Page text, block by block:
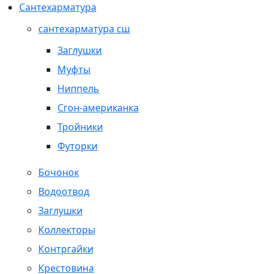
Сантехарматура
сантехарматура сш
Заглушки
Муфты
Ниппель
Сгон-американка
Тройники
Футорки
Бочонок
Водоотвод
Заглушки
Коллекторы
Контргайки
Крестовина